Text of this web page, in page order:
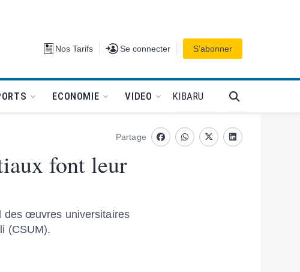
Nos Tarifs Se connecter
Se connecter S’abonner
ECONOMIE VIDEO KIBARU
font leur
des œuvres universitaires
(CSUM).
Partage
FacebookwhatsappTwitterLinkedin